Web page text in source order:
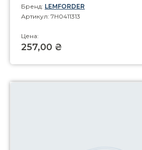
Бренд: LEMFORDER
Артикул: 7H0411313
Цена:
257,00 ₴